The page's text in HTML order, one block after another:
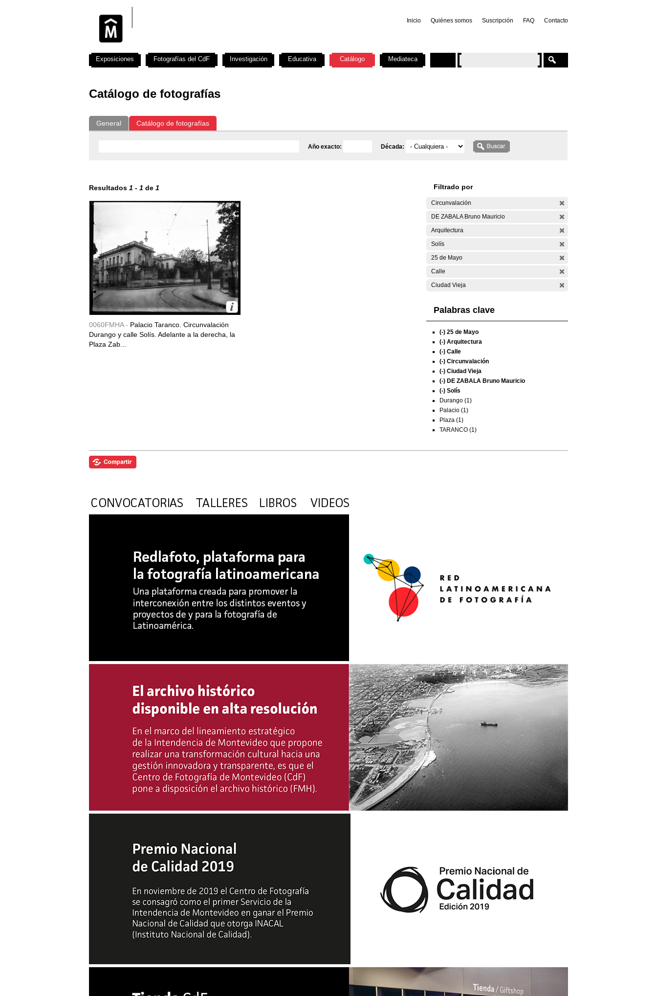
Inicio Quiénes somos Suscripción FAQ Contacto
Catálogo de fotografías
General Catálogo de fotografías
Año exacto: Década:
Resultados 1 - 1 de 1
0060FMHA - Palacio Taranco. Circunvalación
Durango y calle Solís. Adelante a la derecha, la
Plaza Zab...
Filtrado por
Circunvalación
DE ZABALA Bruno Mauricio
Arquitectura
Solís
25 de Mayo
Calle
Ciudad Vieja
Palabras clave
(-) 25 de Mayo
(-) Arquitectura
(-) Calle
(-) Circunvalación
(-) Ciudad Vieja
(-) DE ZABALA Bruno Mauricio
(-) Solís
Durango (1)
Palacio (1)
Plaza (1)
TARANCO (1)
Exposiciones Fotografías del CdF Investigación Educativa Catálogo Mediateca